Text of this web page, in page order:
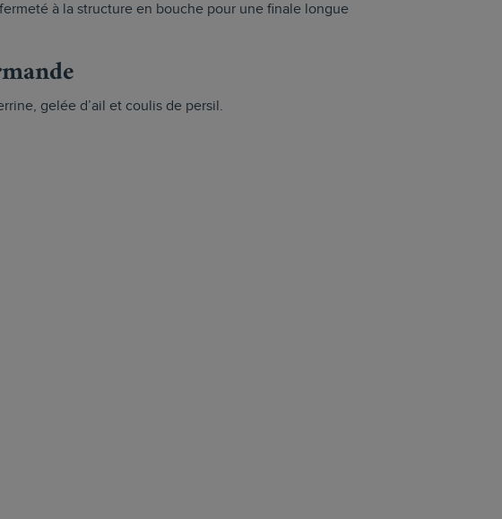
à la structure en bouche pour une finale longue
gelée d’ail et coulis de persil.